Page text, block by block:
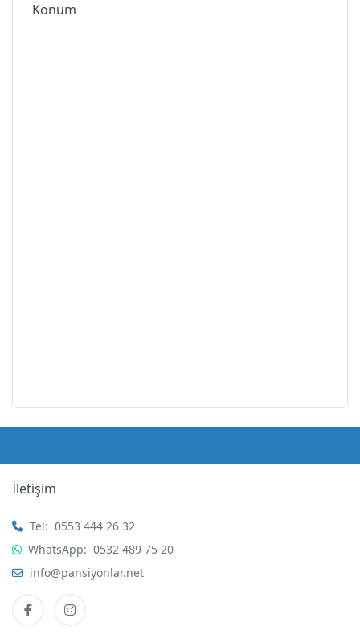
Konum
İletişim
Tel: 0553 444 26 32
WhatsApp: 0532 489 75 20
info@pansiyonlar.net